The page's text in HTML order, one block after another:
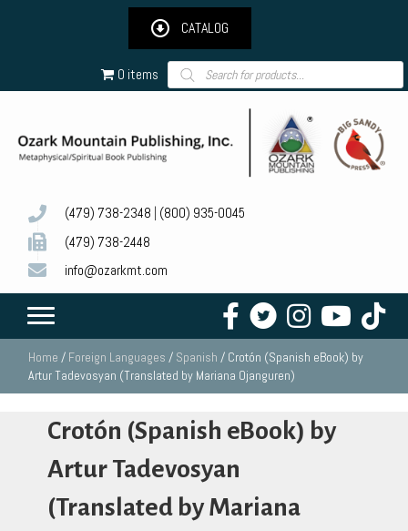
CATALOG
0 items Products
search
(479) 738-2348 (800) 935-0045
(479) 738-2448
info@ozarkmt.com
Home / Foreign Languages / Spanish / Crotón (Spanish eBook) by
Artur Tadevosyan (Translated by Mariana Ojanguren)
Crotón (Spanish eBook) by
Artur Tadevosyan
(Translated by Mariana